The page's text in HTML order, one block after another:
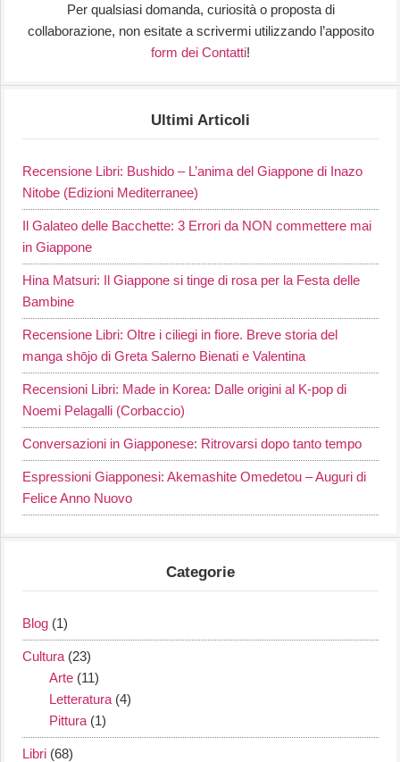
Per qualsiasi domanda, curiosità o proposta di
collaborazione, non esitate a scrivermi utilizzando l’apposito
form dei Contatti!
Ultimi Articoli
Recensione Libri: Bushido – L’anima del Giappone di Inazo
Nitobe (Edizioni Mediterranee)
Il Galateo delle Bacchette: 3 Errori da NON commettere mai
in Giappone
Hina Matsuri: Il Giappone si tinge di rosa per la Festa delle
Bambine
Recensione Libri: Oltre i ciliegi in fiore. Breve storia del
manga shōjo di Greta Salerno Bienati e Valentina
Recensioni Libri: Made in Korea: Dalle origini al K-pop di
Noemi Pelagalli (Corbaccio)
Conversazioni in Giapponese: Ritrovarsi dopo tanto tempo
Espressioni Giapponesi: Akemashite Omedetou – Auguri di
Felice Anno Nuovo
Categorie
Blog (1)
Cultura (23)
Arte (11)
Letteratura (4)
Pittura (1)
Libri (68)